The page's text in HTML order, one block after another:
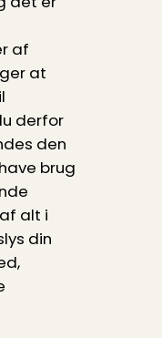
af
at
derfor
den
brug
alt i
din